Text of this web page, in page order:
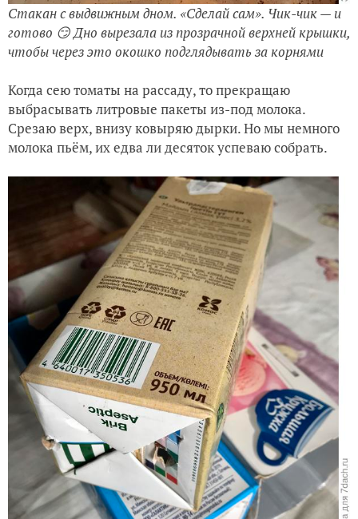
Стакан с выдвижным дном. «Сделай сам». Чик-чик — и
готово 😏 Дно вырезала из прозрачной верхней крышки,
чтобы через это окошко подглядывать за корнями
Когда сею томаты на рассаду, то прекращаю
выбрасывать литровые пакеты из-под молока.
Срезаю верх, внизу ковыряю дырки. Но мы немного
молока пьём, их едва ли десяток успеваю собрать.